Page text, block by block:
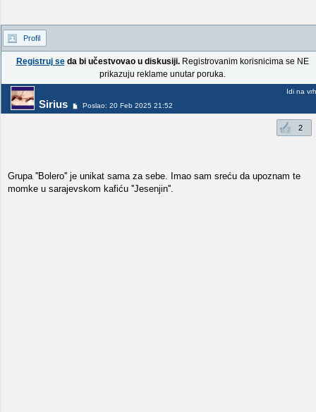
Profil
Registruj seda bi učestvovao u diskusiji.Registrovanim korisnicima se NE
prikazuju reklame unutar poruka.
Sirius Poslao: 20 Feb 2025 21:52
Idi na vrh
2
Grupa ''Bolero'' je unikat sama za sebe. Imao sam sreću da upoznam te
momke u sarajevskom kafiću ''Jesenjin''.